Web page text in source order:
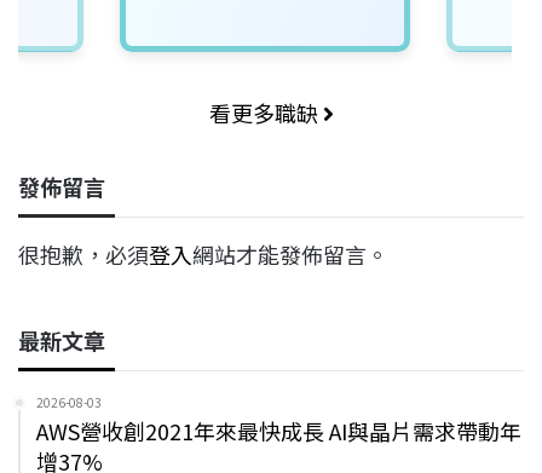
看更多職缺
發佈留言
很抱歉，必須登入網站才能發佈留言。
最新文章
2026-08-03
AWS營收創2021年來最快成長 AI與晶片需求帶動年
增37%